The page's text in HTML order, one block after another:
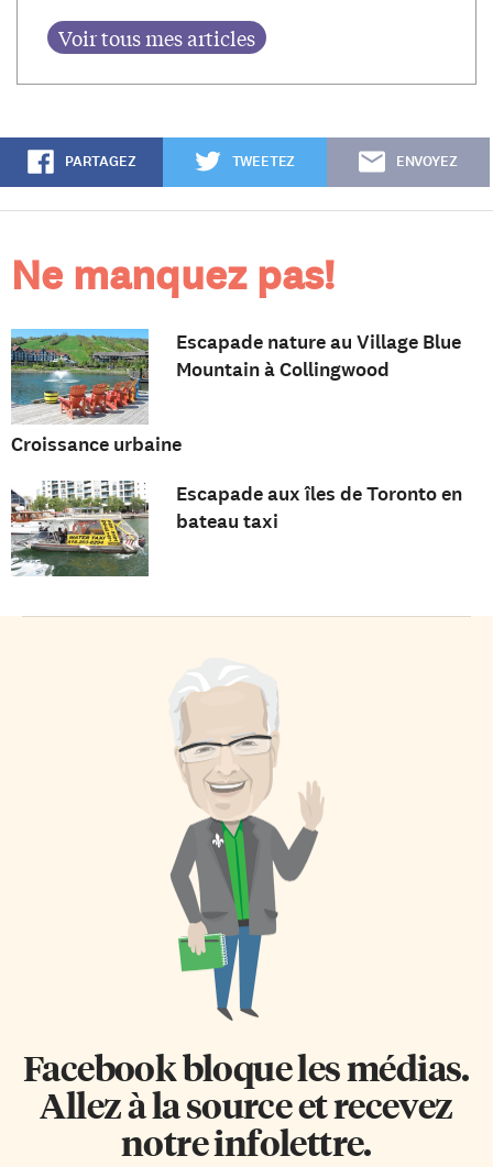
PARTAGEZ TWEETEZ ENVOYEZ
Ne manquez pas!
Escapade nature au Village Blue
Mountain à Collingwood
Croissance urbaine
Escapade aux îles de Toronto en
bateau taxi
Facebook bloque les médias.
Allez à la source et recevez
notre infolettre.